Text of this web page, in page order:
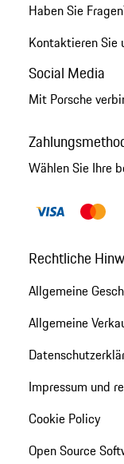
Haben Sie
Kontaktieren Sie
Social Media
Mit Porsche
Wählen Sie Ihre
Rechtliche
Allgemeine
Allgemeine
Impressum und
Cookie Policy
Open Source